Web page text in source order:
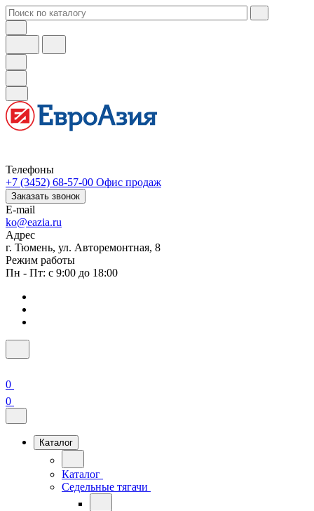
Телефоны
+7 (3452) 68-57-00 Офис продаж
Заказать звонок
E-mail
ko@eazia.ru
Адрес
г. Тюмень, ул. Авторемонтная, 8
Режим работы
Пн - Пт: с 9:00 до 18:00
0
0
Каталог
Каталог
Седельные тягачи